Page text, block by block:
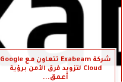
شركة Exabeam تتعاون مع Google
Cloud لتزويد فرق الأمن برؤية
أعمق...